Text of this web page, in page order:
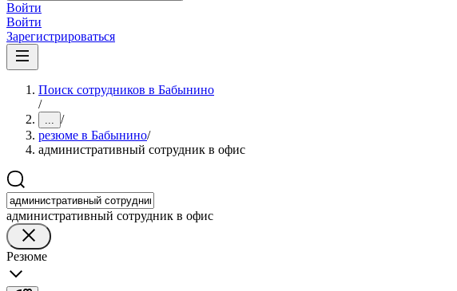
Войти
Войти
Зарегистрироваться
Поиск сотрудников в Бабынино
/
... /
резюме в Бабынино/
административный сотрудник в офис
административный сотрудник в офис
Резюме